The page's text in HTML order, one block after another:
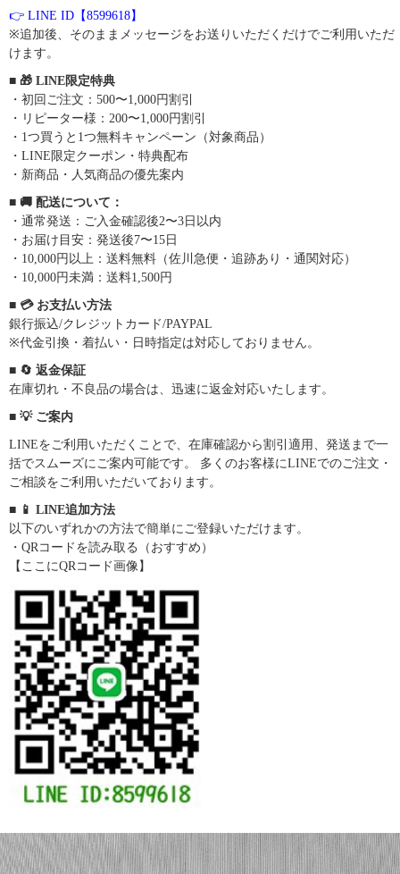
👉 LINE ID【8599618】
※追加後、そのままメッセージをお送りいただくだけでご利用いただ
けます。
■ 🎁 LINE限定特典
・初回ご注文：500〜1,000円割引
・リピーター様：200〜1,000円割引
・1つ買うと1つ無料キャンペーン（対象商品）
・LINE限定クーポン・特典配布
・新商品・人気商品の優先案内
■ 🚚 配送について：
・通常発送：ご入金確認後2〜3日以内
・お届け目安：発送後7〜15日
・10,000円以上：送料無料（佐川急便・追跡あり・通関対応）
・10,000円未満：送料1,500円
■ 💳 お支払い方法
銀行振込/クレジットカード/PAYPAL
※代金引換・着払い・日時指定は対応しておりません。
■ 🔄 返金保証
在庫切れ・不良品の場合は、迅速に返金対応いたします。
■ 💡 ご案内
LINEをご利用いただくことで、在庫確認から割引適用、発送まで一
括でスムーズにご案内可能です。 多くのお客様にLINEでのご注文・
ご相談をご利用いただいております。
■ 📱 LINE追加方法
以下のいずれかの方法で簡単にご登録いただけます。
・QRコードを読み取る（おすすめ）
【ここにQRコード画像】